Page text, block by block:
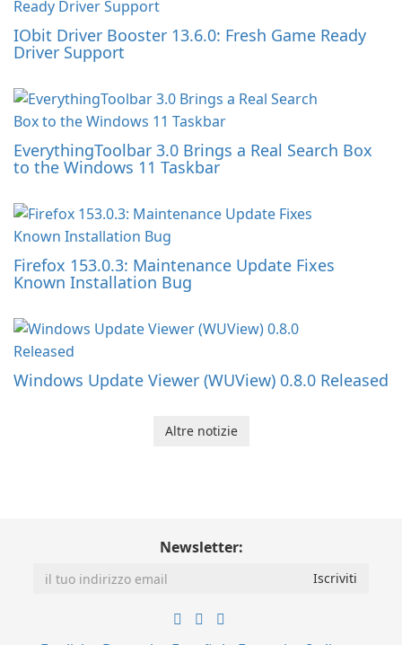
IObit Driver Booster 13.6.0: Fresh Game Ready
Driver Support
EverythingToolbar 3.0 Brings a Real Search Box
to the Windows 11 Taskbar
Firefox 153.0.3: Maintenance Update Fixes
Known Installation Bug
Windows Update Viewer (WUView) 0.8.0 Released
Altre notizie
Newsletter: